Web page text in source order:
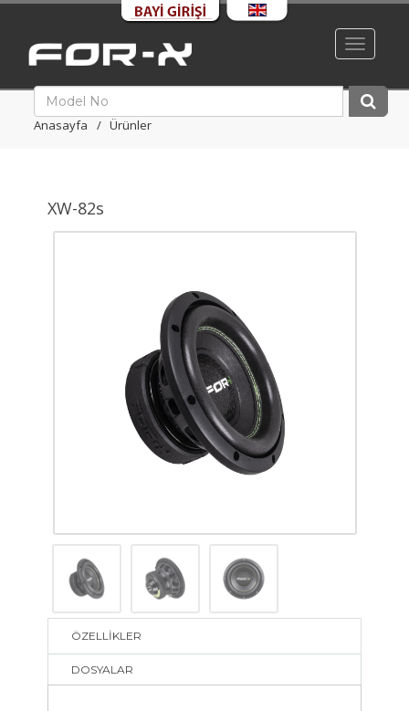
Toggle
Anasayfa Ürünler
XW-82s
ÖZELLİKLER
DOSYALAR